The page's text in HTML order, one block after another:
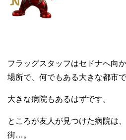
フラッグスタッフはセドナへ向
場所で、何でもある大きな都市で
大きな病院もあるはずです。
ところが友人が見つけた病院は
街…。